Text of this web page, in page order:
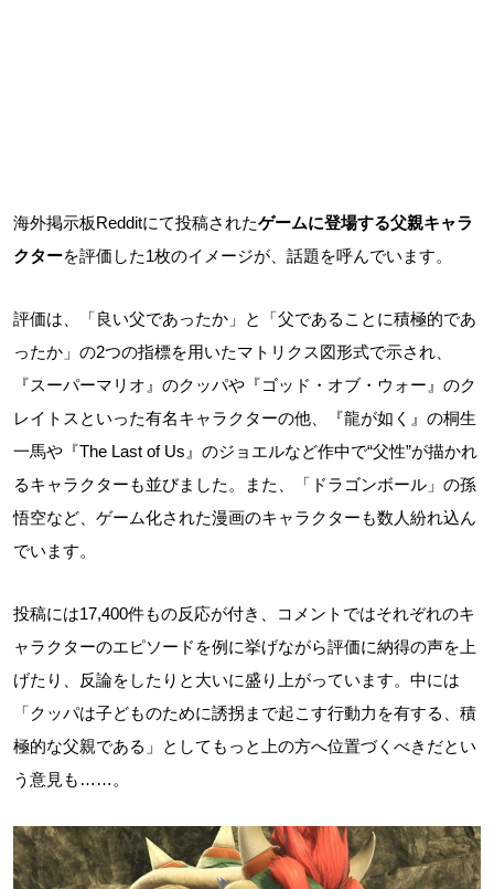
海外掲示板Redditにて投稿されたゲームに登場する父親キャラ
クターを評価した1枚のイメージが、話題を呼んでいます。
評価は、「良い父であったか」と「父であることに積極的であ
ったか」の2つの指標を用いたマトリクス図形式で示され、
『スーパーマリオ』のクッパや『ゴッド・オブ・ウォー』のク
レイトスといった有名キャラクターの他、『龍が如く』の桐生
一馬や『The Last of Us』のジョエルなど作中で“父性”が描かれ
るキャラクターも並びました。また、「ドラゴンボール」の孫
悟空など、ゲーム化された漫画のキャラクターも数人紛れ込ん
でいます。
投稿には17,400件もの反応が付き、コメントではそれぞれのキ
ャラクターのエピソードを例に挙げながら評価に納得の声を上
げたり、反論をしたりと大いに盛り上がっています。中には
「クッパは子どものために誘拐まで起こす行動力を有する、積
極的な父親である」としてもっと上の方へ位置づくべきだとい
う意見も……。